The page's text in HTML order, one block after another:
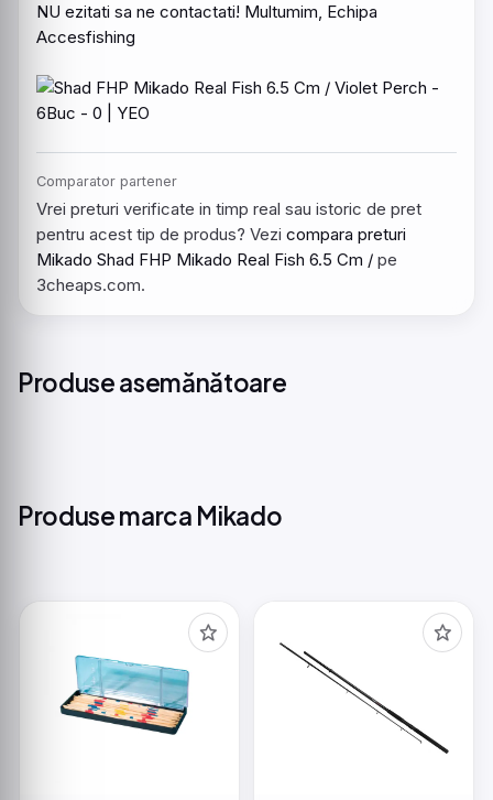
NU ezitati sa ne contactati! Multumim, Echipa
Accesfishing
Comparator partener
Vrei preturi verificate in timp real sau istoric de pret
pentru acest tip de produs? Vezi compara preturi
Mikado Shad FHP Mikado Real Fish 6.5 Cm / pe
3cheaps.com.
Produse asemănătoare
Produse marca Mikado